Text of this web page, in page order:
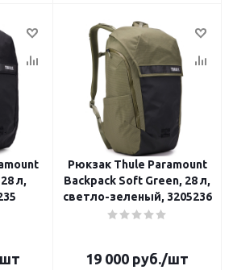
л,
Рюкзак Thule Paramount
Backpack Soft Green, 28 л,
светло-зеленый, 3205236
19 000 руб./шт